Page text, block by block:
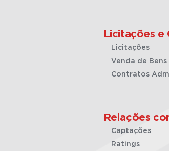
Licitações e
Licitações
Venda de Bens
Contratos
Relações
Captações
Ratings